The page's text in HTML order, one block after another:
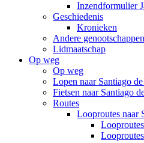
Inzendformulier
Geschiedenis
Kronieken
Andere
Lidmaatschap
Op weg
Op weg
Lopen naar Santiago
Fietsen naar Santiago
Routes
Looproutes naar